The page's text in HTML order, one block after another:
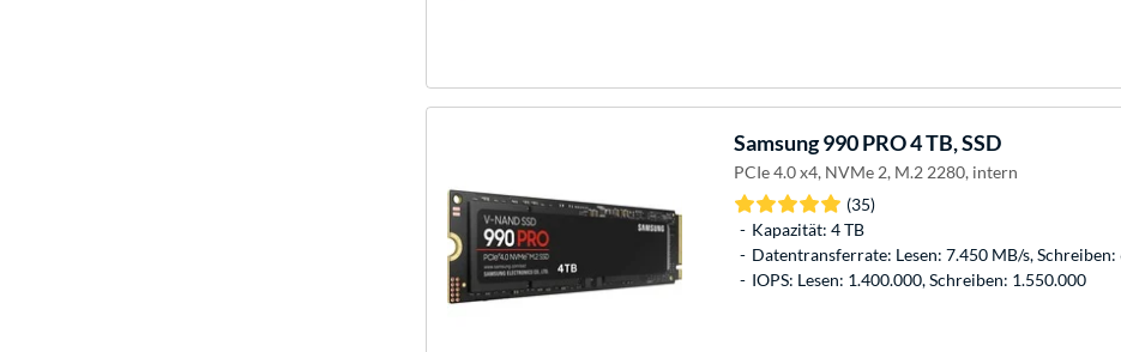
Samsung990 PRO 4 TB, SSD
PCIe 4.0 x4, NVMe 2, M.2 2280, intern
(35)
Kapazität: 4 TB
Datentransferrate: Lesen: 7.450 MB/s, Schreiben:
IOPS: Lesen: 1.400.000, Schreiben: 1.550.000